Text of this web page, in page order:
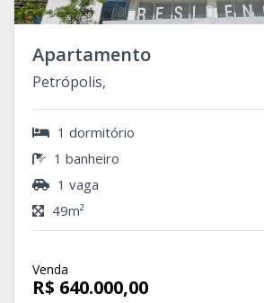
Apartamento
Petrópolis,
1 dormitório
1 banheiro
1 vaga
49m²
Venda
R$ 640.000,00